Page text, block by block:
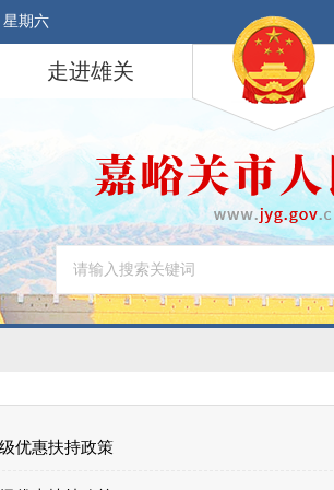
星期六
走进雄关
优惠扶持政策